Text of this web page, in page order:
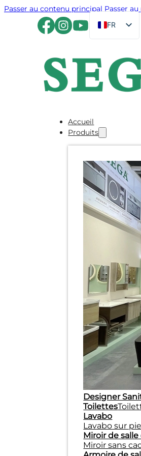
Passer au contenu principal Passer
FR
EN
DE
RU
ES
Accueil
Produits
Designer
Toilettes
Lavabo
Lavabo sur
Miroir de
Miroir sans